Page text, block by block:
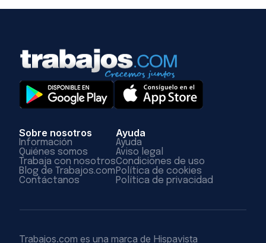
Sobre nosotros
Información
Quiénes somos
Trabaja con nosotros
Blog de Trabajos.com
Contáctanos
Ayuda
Ayuda
Aviso legal
Condiciones de uso
Política de cookies
Política de privacidad
Trabajos.com es una marca de Hispavista